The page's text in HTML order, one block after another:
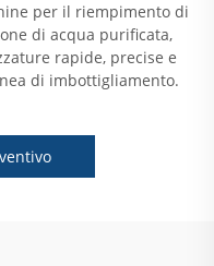
per il riempimento di
di acqua purificata,
rapide, precise e
di imbottigliamento.